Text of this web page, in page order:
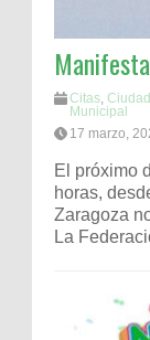
Citas Ciudad
Municipal
17 marzo,
El próximo
horas,
Zaragoza
La